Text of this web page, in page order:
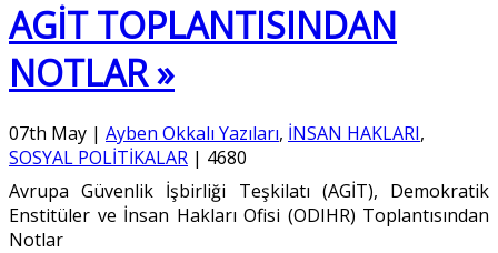
AGİT TOPLANTISINDAN
NOTLAR »
07th May | Ayben Okkalı Yazıları, İNSAN HAKLARI,
SOSYAL POLİTİKALAR | 4680
Avrupa Güvenlik İşbirliği Teşkilatı (AGİT), Demokratik
Enstitüler ve İnsan Hakları Ofisi (ODIHR) Toplantısından
Notlar